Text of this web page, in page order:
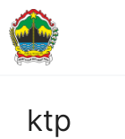
Langsung
ke
ktp